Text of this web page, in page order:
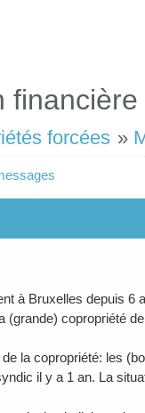
forcées »
à Bruxelles depuis 6
(grande) copropriété
la copropriété: les
il y a 1 an. La